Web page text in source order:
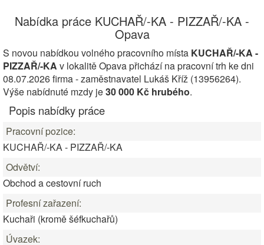
Nabídka práce KUCHAŘ/-KA - PIZZAŘ/-KA -
Opava
S novou nabídkou volného pracovního místa KUCHAŘ/-KA -
PIZZAŘ/-KA v lokalitě Opava přichází na pracovní trh ke dni
08.07.2026 firma - zaměstnavatel Lukáš Kříž (13956264).
Výše nabídnuté mzdy je30 000 Kč hrubého.
Popis nabídky práce
Pracovní pozice:
KUCHAŘ/-KA - PIZZAŘ/-KA
Odvětví:
Obchod a cestovní ruch
Profesní zařazení:
Kuchaři (kromě šéfkuchařů)
Úvazek: